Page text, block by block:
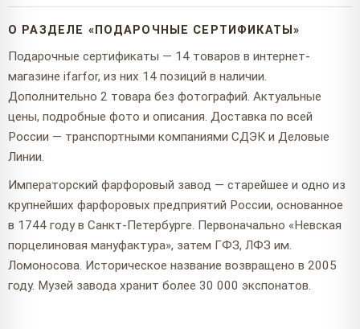
О РАЗДЕЛЕ «ПОДАРОЧНЫЕ СЕРТИФИКАТЫ»
Подарочные сертификаты — 14 товаров в интернет-
магазине ifarfor, из них 14 позиций в наличии.
Дополнительно 2 товара без фотографий. Актуальные
цены, подробные фото и описания. Доставка по всей
России — транспортными компаниями СДЭК и Деловые
Линии.
Императорский фарфоровый завод — старейшее и одно из
крупнейших фарфоровых предприятий России, основанное
в 1744 году в Санкт-Петербурге. Первоначально «Невская
порцелиновая мануфактура», затем ГФЗ, ЛФЗ им.
Ломоносова. Историческое название возвращено в 2005
году. Музей завода хранит более 30 000 экспонатов.